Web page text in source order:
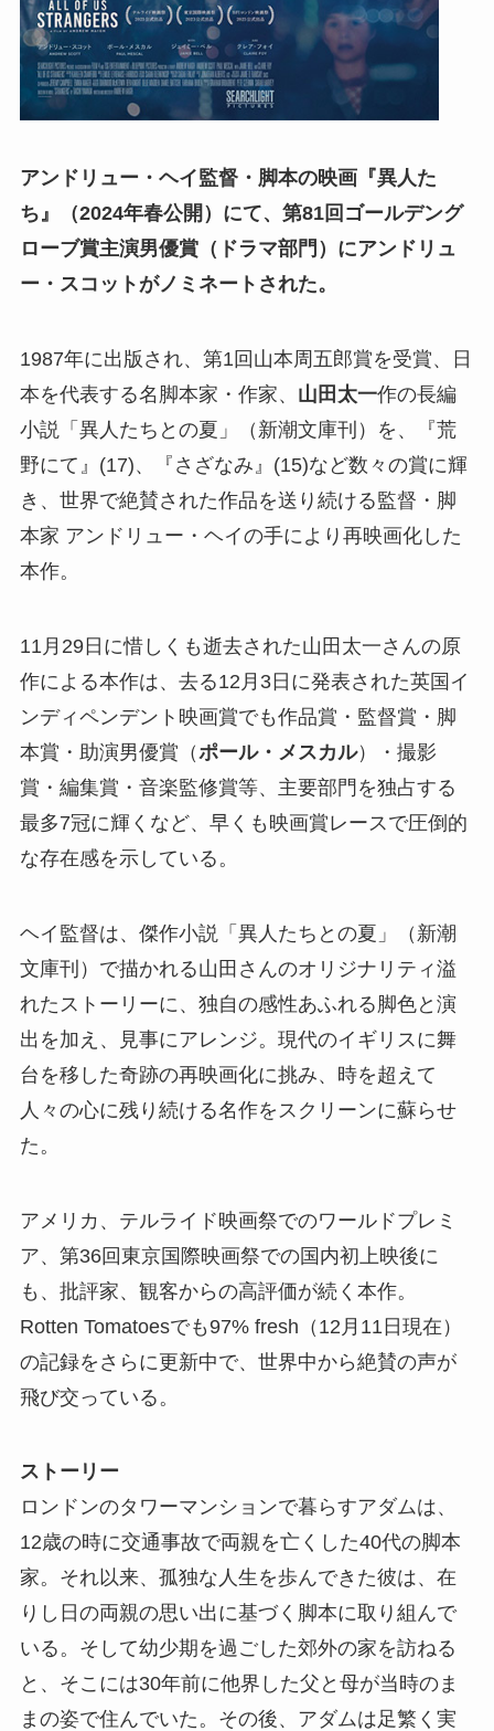
アンドリュー・ヘイ監督・脚本の映画『異人た
ち』（2024年春公開）にて、第81回ゴールデング
ローブ賞主演男優賞（ドラマ部門）にアンドリュ
ー・スコットがノミネートされた。
1987年に出版され、第1回山本周五郎賞を受賞、日
本を代表する名脚本家・作家、 山田太一作の長編
小説「異人たちとの夏」（新潮文庫刊）を、『荒
野にて』(17)、『さざなみ』(15)など数々の賞に輝
き、世界で絶賛された作品を送り続ける監督・脚
本家 アンドリュー・ヘイの手により再映画化した
本作。
11月29日に惜しくも逝去された山田太一さんの原
作による本作は、去る12月3日に発表された英国イ
ンディペンデント映画賞でも作品賞・監督賞・脚
本賞・助演男優賞（ポール・メスカル）・撮影
賞・編集賞・音楽監修賞等、主要部門を独占する
最多7冠に輝くなど、早くも映画賞レースで圧倒的
な存在感を示している。
ヘイ監督は、傑作小説「異人たちとの夏」（新潮
文庫刊）で描かれる山田さんのオリジナリティ溢
れたストーリーに、独自の感性あふれる脚色と演
出を加え、見事にアレンジ。現代のイギリスに舞
台を移した奇跡の再映画化に挑み、時を超えて
人々の心に残り続ける名作をスクリーンに蘇らせ
た。
アメリカ、テルライド映画祭でのワールドプレミ
ア、第36回東京国際映画祭での国内初上映後に
も、批評家、観客からの高評価が続く本作。
Rotten Tomatoesでも97% fresh（12月11日現在）
の記録をさらに更新中で、世界中から絶賛の声が
飛び交っている。
ストーリー
ロンドンのタワーマンションで暮らすアダムは、
12歳の時に交通事故で両親を亡くした40代の脚本
家。それ以来、孤独な人生を歩んできた彼は、在
りし日の両親の思い出に基づく脚本に取り組んで
いる。そして幼少期を過ごした郊外の家を訪ねる
と、そこには30年前に他界した父と母が当時のま
まの姿で住んでいた。その後、アダムは足繁く実